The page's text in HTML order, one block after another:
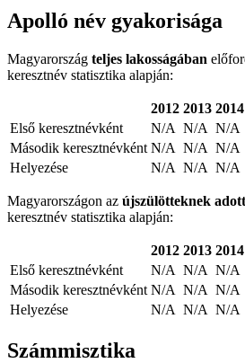
Apolló név gyakorisága
Magyarország teljes lakosságában
keresztnév statisztika alapján:
2012 2013 2014
Első keresztnévként
N/A N/A N/A
Második keresztnévként N/A N/A N/A
Helyezése
N/A N/A N/A
Magyarországon az újszülötteknek adott
keresztnév statisztika alapján:
2012 2013 2014
Első keresztnévként
N/A N/A N/A
Második keresztnévként N/A N/A N/A
Helyezése
N/A N/A N/A
Számmisztika